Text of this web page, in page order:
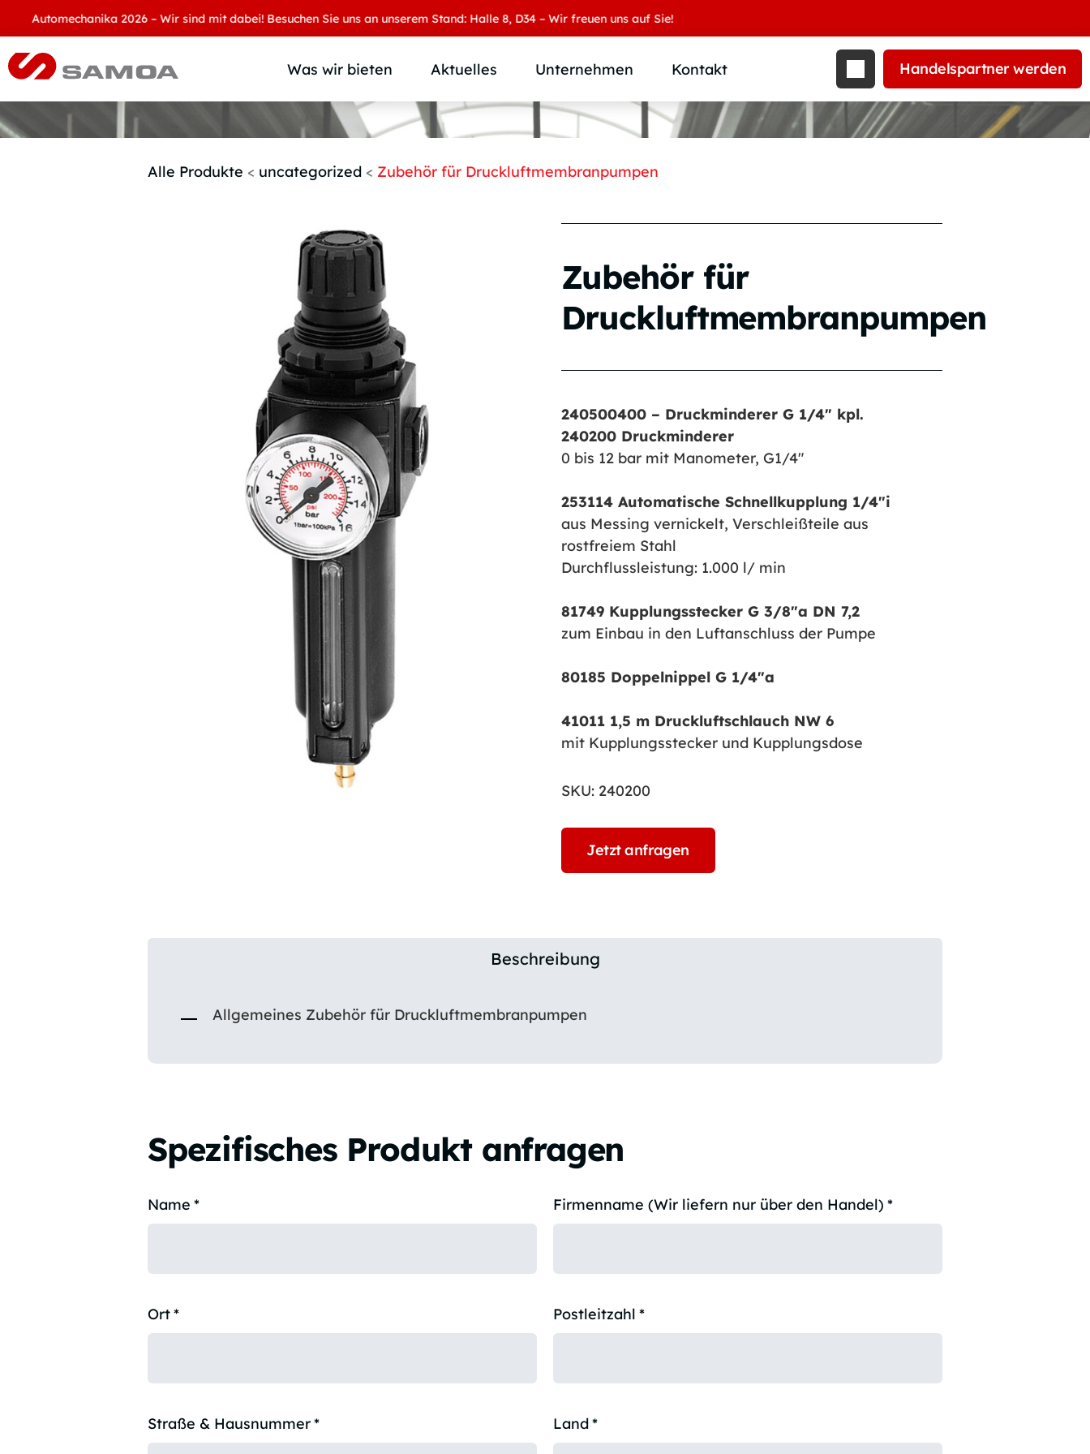
Automechanika 2026 – Wir sind mit dabei! Besuchen Sie uns an unserem Stand: Halle 8, D34 – Wir freuen uns auf Sie!
Was wir bieten
Produktübersicht
Produktkategorie
Branchen und Märkte
Aktuelles Unternehmen
Wer wir sind
SAMOA Gruppe
Downloads
Kontakt Handelspartner werden
Alle Produkte < uncategorized < Zubehör für Druckluftmembranpumpen
Zubehör für
Druckluftmembranpumpen
240500400 – Druckminderer G 1/4″ kpl.
240200 Druckminderer
0 bis 12 bar mit Manometer, G1/4″
253114 Automatische Schnellkupplung 1/4″i
aus Messing vernickelt, Verschleißteile aus
rostfreiem Stahl
Durchflussleistung: 1.000 l/ min
81749 Kupplungsstecker G 3/8″a DN 7,2
zum Einbau in den Luftanschluss der Pumpe
80185 Doppelnippel G 1/4″a
41011 1,5 m Druckluftschlauch NW 6
mit Kupplungsstecker und Kupplungsdose
SKU: 240200
Jetzt anfragen
Beschreibung
Allgemeines Zubehör für Druckluftmembranpumpen
Spezifisches Produkt anfragen
Name * Firmenname (Wir liefern nur über den Handel) *
Ort* Postleitzahl *
Straße & Hausnummer* Land*